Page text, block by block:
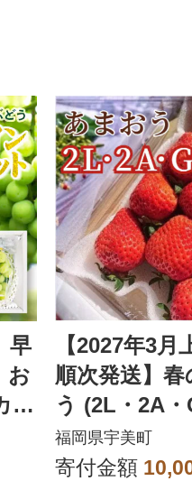
早
お
ッ
【2027年3月
順次発送】
う (2L・2A
パック) (宇美
福岡県宇美町
寄付金額